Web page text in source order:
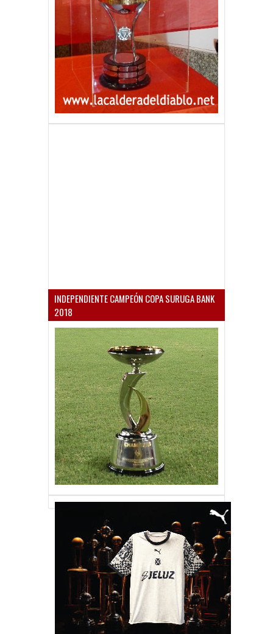
INDEPENDIENTE CAMPEÓN COPA SURUGA BANK
2018